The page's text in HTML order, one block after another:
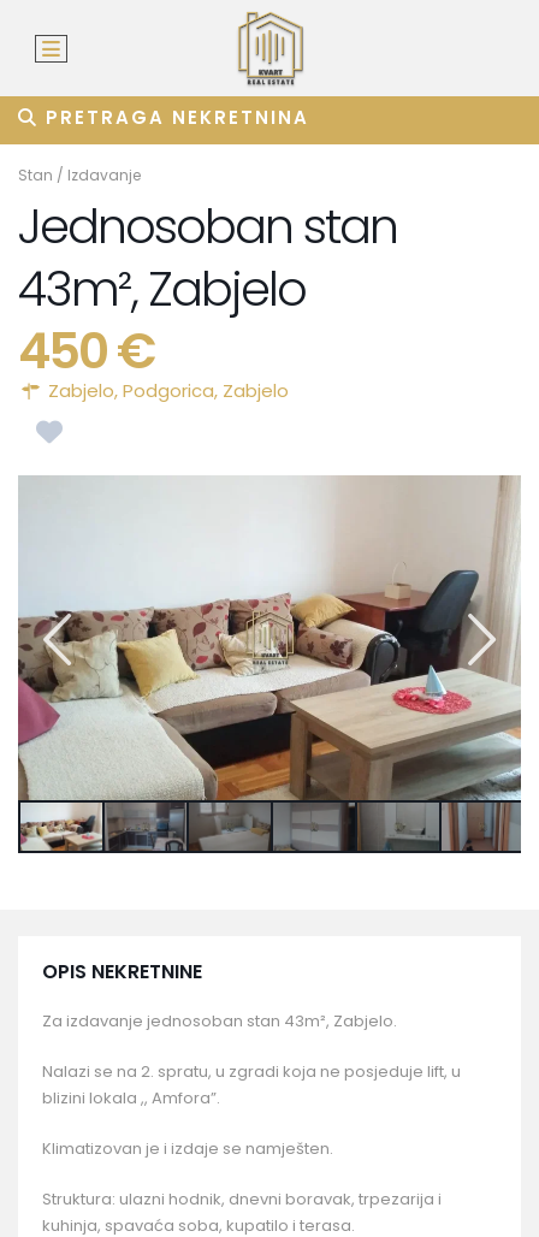
PRETRAGA NEKRETNINA
Stan / Izdavanje
Jednosoban stan
43m², Zabjelo
450 €
Zabjelo,Podgorica, Zabjelo
OPIS NEKRETNINE
Za izdavanje jednosoban stan 43m², Zabjelo.
Nalazi se na 2. spratu, u zgradi koja ne posjeduje lift, u
blizini lokala ,, Amfora”.
Klimatizovan je i izdaje se namješten.
Struktura: ulazni hodnik, dnevni boravak, trpezarija i
kuhinja, spavaća soba, kupatilo i terasa.